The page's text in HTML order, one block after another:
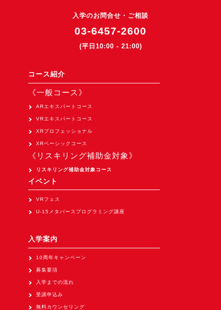
バーチャルイベントプラットフォーム『MetaLiveStage』2025年
製造現場を革新する！『XR Worksupport Hub』開発中
>XR Museum『Artlogue』開発中
Apple Vision Pro アプリ開発研修
《研究会》
XRビジネスフォーラム
TOKYO DIGICONX2026
（1/8～10東京ビッグサイト）に出展。
入学のお問合せ・ご相談
03-6457-2600
(平日10:00 - 21:00)
コース紹介
《一般コース》
ARエキスパートコース
VRエキスパートコース
XRプロフェッショナル
XRベーシックコース
《リスキリング補助金対象》
リスキリング補助金対象コース
イベント
VRフェス
U-15メタバースプログラミング講座
入学案内
10周年キャンペーン
募集要項
入学までの流れ
受講申込み
無料カウンセリング